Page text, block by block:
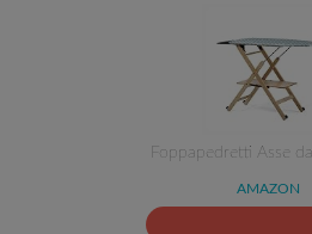
Foppapedretti Asse
AMAZON